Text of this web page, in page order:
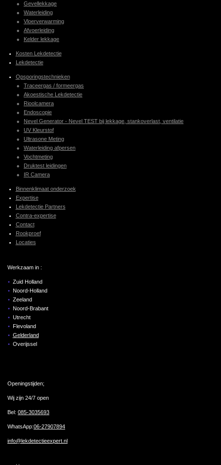
Gevellekkage
Waterleiding
Vloerverwarming
Afvoerleiding
Kelder lekkage
Kosten Lekdetectie
Lekdetectie
Opsporingstechnieken
Traceergas / formeergas
Akoestische Lekdetectie
Rioolcamera
Endoscopie
Nevel Generator - Nevel TEST bij lekkage, stankoverlast, ventilatie
UV Kleurstof
Ultrasone Meting
Waterleiding afpersen
Vochtmeting
Druktest leidingen
IR Camera
Binnenklimaat onderzoek
Expertise
Lekdetectie Partners
Contra-expertise
Contact
Rookproef
Locaties
Werkzaam in :
Zuid Holland
Noord-Holland
Zeeland
Noord-Brabant
Utrecht
Flevoland
Gelderland
Overijssel
Openingstijden;
Wij zijn 24/7 open
Bel: 085-3035693
WhatsApp:06-27907894
info@lekdetectieexpert.nl